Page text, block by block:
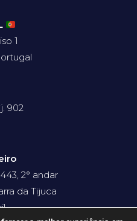
1
902
2° andar
da Tijuca